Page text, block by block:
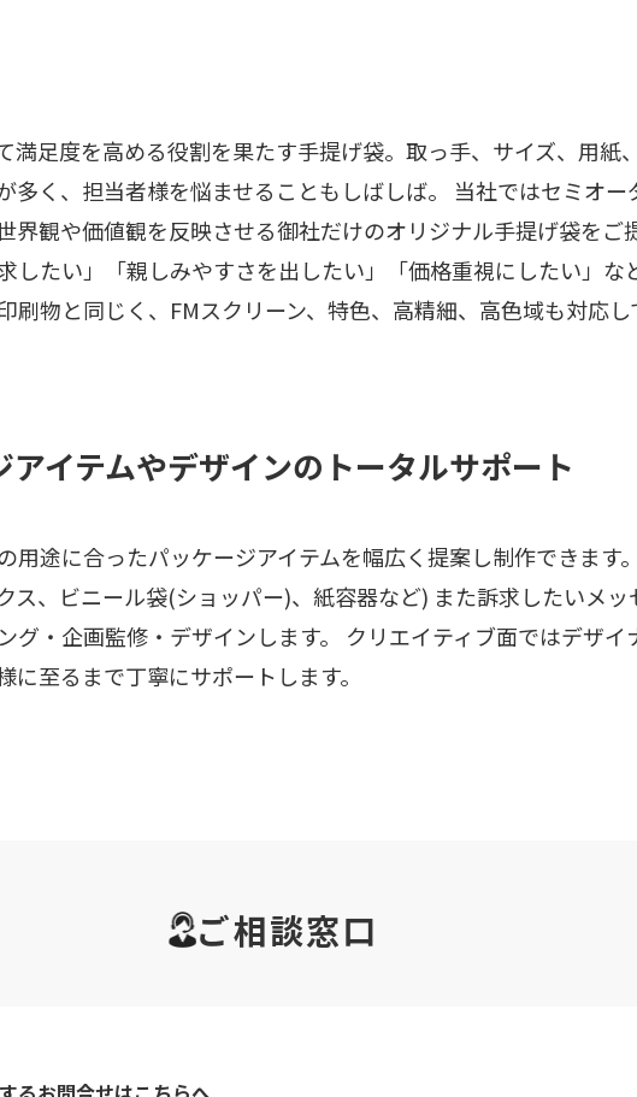
満足度を高める役割を果たす手提げ袋。取っ手、サイズ、用紙
多く、担当者様を悩ませることもしばしば。 当社ではセミオー
界観や価値観を反映させる御社だけのオリジナル手提げ袋をご
したい」「親しみやすさを出したい」「価格重視にしたい」な
刷物と同じく、FMスクリーン、特色、高精細、高色域も対応し
アイテムやデザインのトータルサポート
用途に合ったパッケージアイテムを幅広く提案し制作できます
ス、ビニール袋(ショッパー)、紙容器など) また訴求したいメッ
グ・企画監修・デザインします。 クリエイティブ面ではデザイ
至るまで丁寧にサポートします。
ご相談窓口